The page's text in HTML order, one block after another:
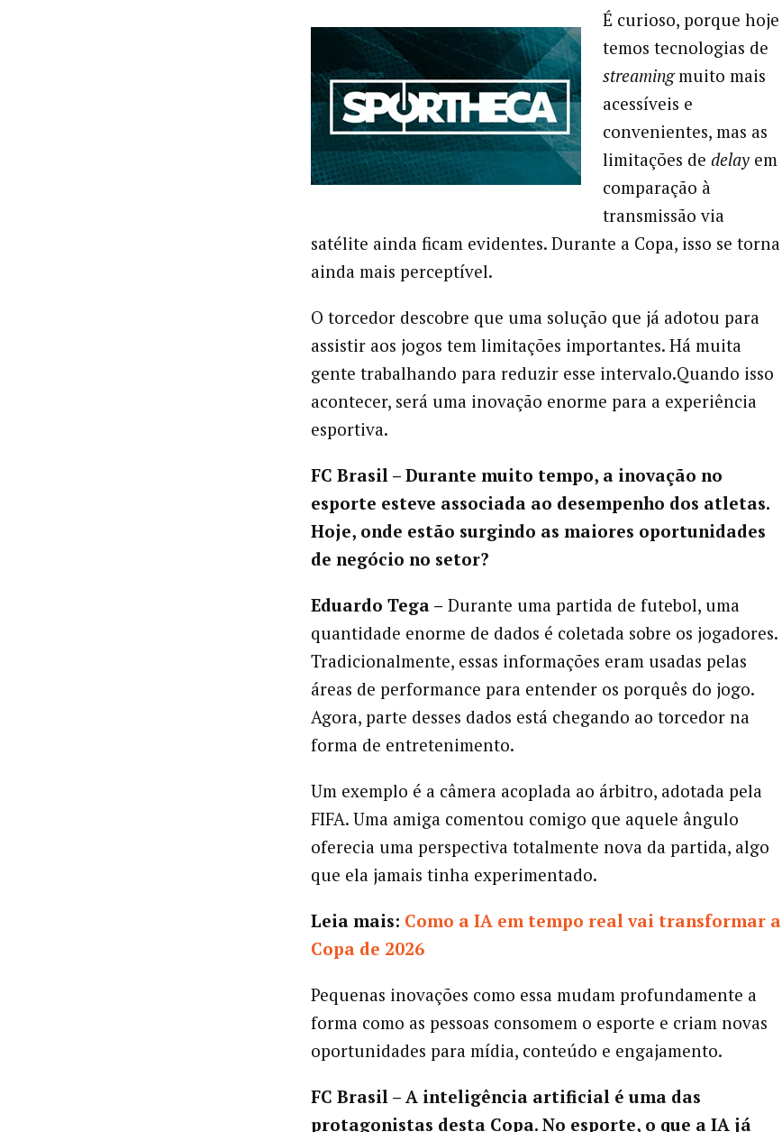
É curioso, porque hoje
temos tecnologias de
streamingmuito mais
acessíveis e
convenientes, mas as
limitações de delayem
comparação à
transmissão via
satélite ainda ficam evidentes. Durante a Copa, isso se torna
ainda mais perceptível.
O torcedor descobre que uma solução que já adotou para
assistir aos jogos tem limitações importantes. Há muita
gente trabalhando para reduzir esse intervalo.Quando isso
acontecer, será uma inovação enorme para a experiência
esportiva.
FC Brasil – Durante muito tempo, a inovação no
esporte esteve associada ao desempenho dos atletas.
Hoje, onde estão surgindo as maiores oportunidades
de negócio no setor?
Eduardo Tega – Durante uma partida de futebol, uma
quantidade enorme de dados é coletada sobre os jogadores.
Tradicionalmente, essas informações eram usadas pelas
áreas de performance para entender os porquês do jogo.
Agora, parte desses dados está chegando ao torcedor na
forma de entretenimento.
Um exemplo é a câmera acoplada ao árbitro, adotada pela
FIFA. Uma amiga comentou comigo que aquele ângulo
oferecia uma perspectiva totalmente nova da partida, algo
que ela jamais tinha experimentado.
Leia mais: Como a IA em tempo real vai transformar a
Copa de 2026
Pequenas inovações como essa mudam profundamente a
forma como as pessoas consomem o esporte e criam novas
oportunidades para mídia, conteúdo e engajamento.
FC Brasil – A inteligência artificial é uma das
protagonistas desta Copa. No esporte, o que a IA já